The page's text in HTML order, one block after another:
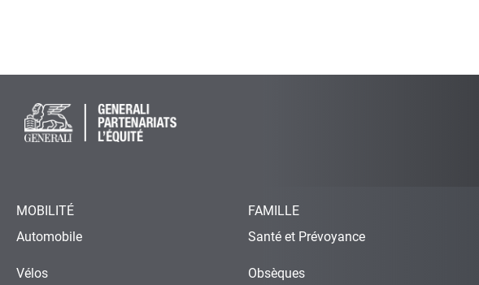
MOBILITÉ
Automobile
Vélos
FAMILLE
Santé et Prévoyance
Obsèques